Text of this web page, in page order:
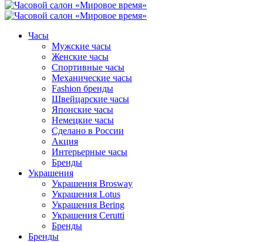
Часы
Мужские часы
Женские часы
Спортивные часы
Механические часы
Fashion бренды
Швейцарские часы
Японские часы
Немецкие часы
Сделано в России
Акция
Интерьерные часы
Бренды
Украшения
Украшения Brosway
Украшения Lotus
Украшения Bering
Украшения Cerutti
Бренды
Бренды